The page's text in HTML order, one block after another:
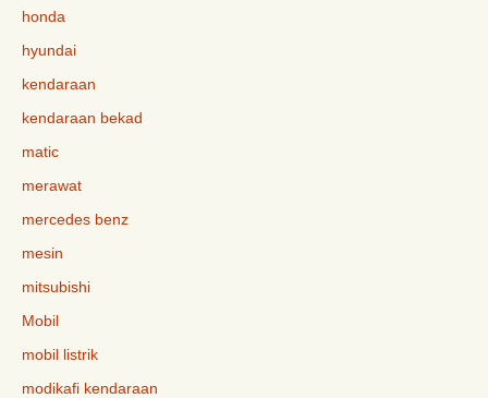
honda
hyundai
kendaraan
kendaraan bekad
matic
merawat
mercedes benz
mesin
mitsubishi
Mobil
mobil listrik
modikafi kendaraan